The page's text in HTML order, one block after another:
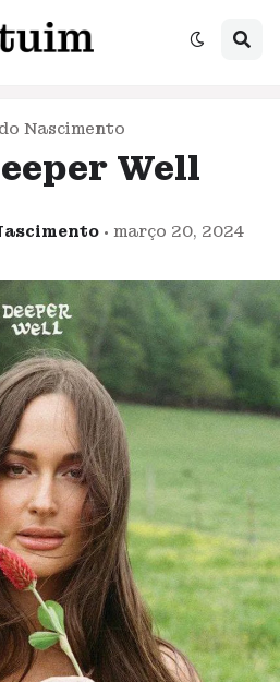
Nascimento
Well
• março 20, 2024